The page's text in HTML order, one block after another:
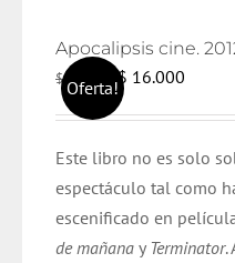
Oferta!
Apocalipsis cine.
$17.000
El
precio
era:
$ 17.000.
$ 16.000
es:
$
Este libro no es solo
espectáculo tal como
escenificado en
de mañana y Terminator.